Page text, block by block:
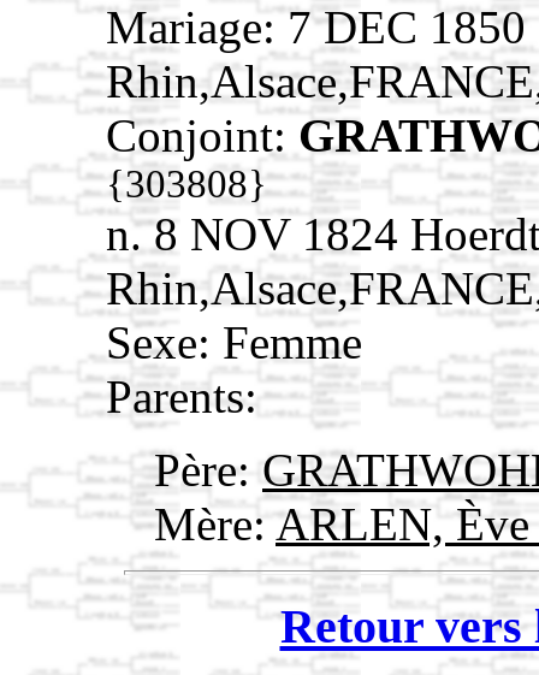
Mariage: 7 DEC
Conjoint:
{303808}
n. 8 NOV 1824
Sexe: Femme
Parents:
Père:
Mère: ARLEN,
Retour vers